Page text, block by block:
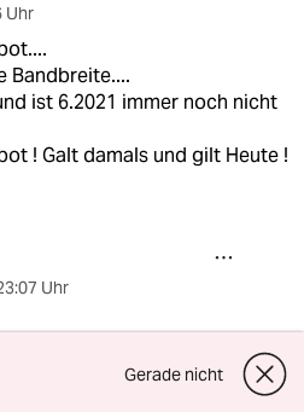
Uhr
Bandbreite....
ist 6.2021 immer noch nicht
! Galt damals und gilt Heute !
Uhr
Marke entwertet.
Gerade nicht